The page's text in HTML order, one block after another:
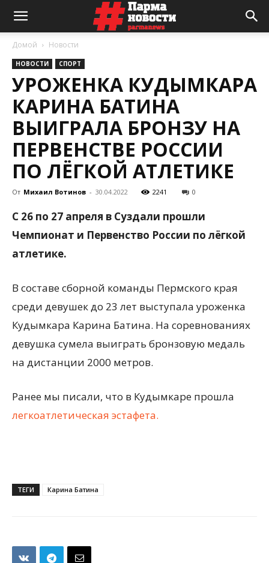
Домой Новости
НОВОСТИ СПОРТ
УРОЖЕНКА КУДЫМКАРА
КАРИНА БАТИНА
ВЫИГРАЛА БРОНЗУ НА
ПЕРВЕНСТВЕ РОССИИ
ПО ЛЁГКОЙ АТЛЕТИКЕ
От Михаил Вотинов - 30.04.2022 2241 0
С 26 по 27 апреля в Суздали прошли
Чемпионат и Первенство России по лёгкой
атлетике.
В составе сборной команды Пермского края
среди девушек до 23 лет выступала уроженка
Кудымкара Карина Батина. На соревнованиях
девушка сумела выиграть бронзовую медаль
на дистанции 2000 метров.
Ранее мы писали, что в Кудымкаре прошла
легкоатлетическая эстафета.
ТЕГИ Карина Батина